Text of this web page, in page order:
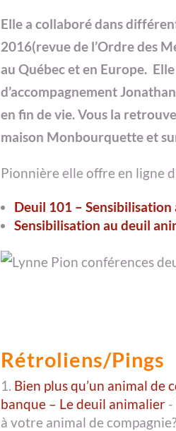
Elle a collaboré dans
2016(revue de l’Ordre des
au Québec et en Europe.
d’accompagnement
en fin de vie. Vous la
maison Monbourquette et
Pionnière elle offre en ligne
Deuil 101 – Sensibilisation
Sensibilisation au deuil
Rétroliens/Pings
Bien plus qu’un animal de
banque – Le deuil animalier
à votre animal de